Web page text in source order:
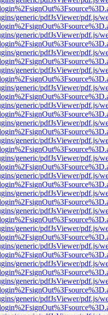
generic/pdfJsViewer/pdf.js/
generic/pdfJsViewer/pdf.js/
generic/pdfJsViewer/pdf.js/
generic/pdfJsViewer/pdf.js/
generic/pdfJsViewer/pdf.js/
generic/pdfJsViewer/pdf.js/
generic/pdfJsViewer/pdf.js/
generic/pdfJsViewer/pdf.js/
generic/pdfJsViewer/pdf.js/
generic/pdfJsViewer/pdf.js/
generic/pdfJsViewer/pdf.js/
generic/pdfJsViewer/pdf.js/
generic/pdfJsViewer/pdf.js/
generic/pdfJsViewer/pdf.js/
generic/pdfJsViewer/pdf.js/
generic/pdfJsViewer/pdf.js/
generic/pdfJsViewer/pdf.js/